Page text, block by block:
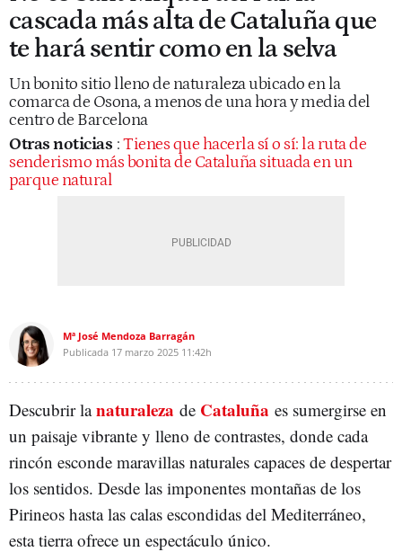
cascada más alta de Cataluña que
te hará sentir como en la selva
Un bonito sitio lleno de naturaleza ubicado en la
comarca de Osona, a menos de una hora y media del
centro de Barcelona
Otras noticias :Tienes que hacerla sí o sí: la ruta de
senderismo más bonita de Cataluña situada en un
parque natural
Mª José Mendoza Barragán
Publicada 17 marzo 2025 11:42h
Descubrir lanaturaleza de Cataluña es sumergirse en
un paisaje vibrante y lleno de contrastes, donde cada
rincón esconde maravillas naturales capaces de despertar
los sentidos. Desde las imponentes montañas de los
Pirineos hasta las calas escondidas del Mediterráneo,
esta tierra ofrece un espectáculo único.